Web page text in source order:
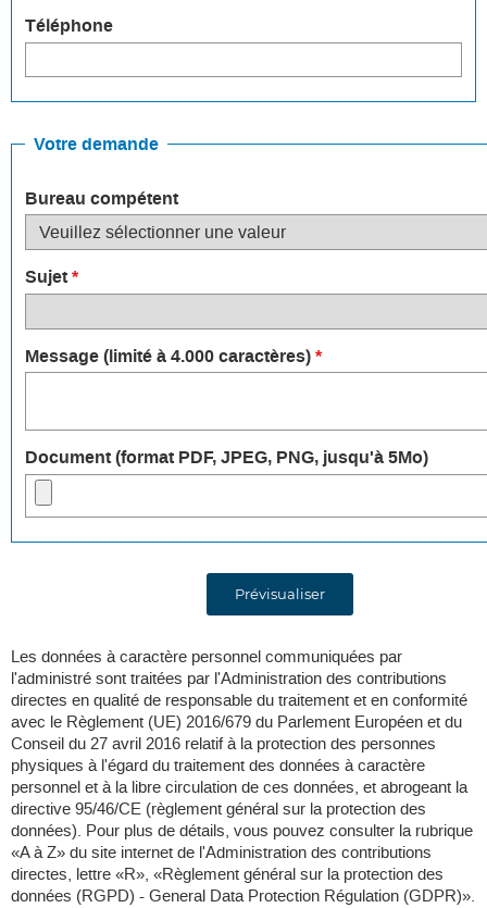
Téléphone
Votre demande
Bureau compétent
Sujet*
Message (limité à 4.000 caractères)*
Document (format PDF, JPEG, PNG, jusqu'à 5Mo)
Prévisualiser
Les données à caractère personnel communiquées par
l'administré sont traitées par l'Administration des contributions
directes en qualité de responsable du traitement et en conformité
avec le Règlement (UE) 2016/679 du Parlement Européen et du
Conseil du 27 avril 2016 relatif à la protection des personnes
physiques à l'égard du traitement des données à caractère
personnel et à la libre circulation de ces données, et abrogeant la
directive 95/46/CE (règlement général sur la protection des
données). Pour plus de détails, vous pouvez consulter la rubrique
«A à Z» du site internet de l'Administration des contributions
directes, lettre «R», «Règlement général sur la protection des
données (RGPD) - General Data Protection Régulation (GDPR)».